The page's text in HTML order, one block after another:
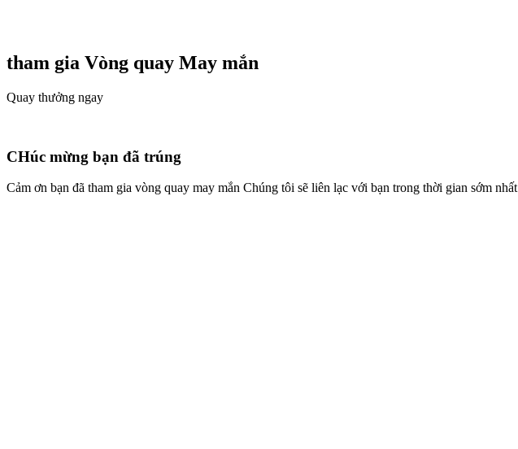
tham gia Vòng quay May mắn
Quay thưởng ngay
CHúc mừng bạn đã trúng
Cảm ơn bạn đã tham gia vòng quay may mắn Chúng tôi sẽ liên lạc với bạn trong thời gian sớm nhất